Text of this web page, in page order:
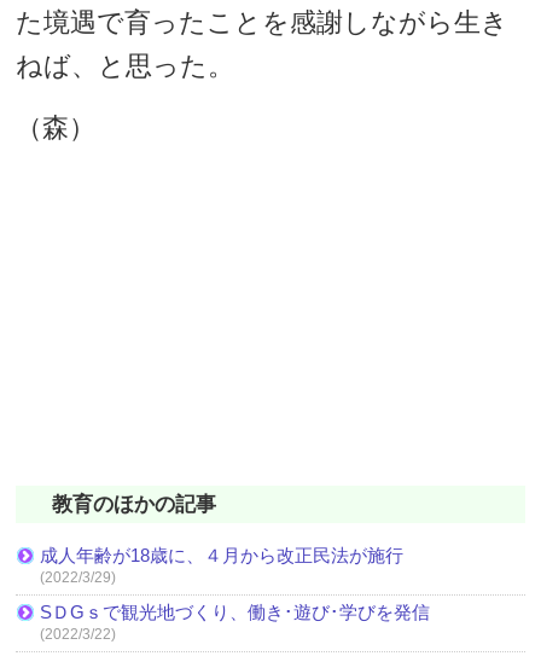
た境遇で育ったことを感謝しながら生き
ねば、と思った。
（森）
教育のほかの記事
成人年齢が18歳に、４月から改正民法が施行
(2022/3/29)
SＤGｓで観光地づくり、働き･遊び･学びを発信
(2022/3/22)